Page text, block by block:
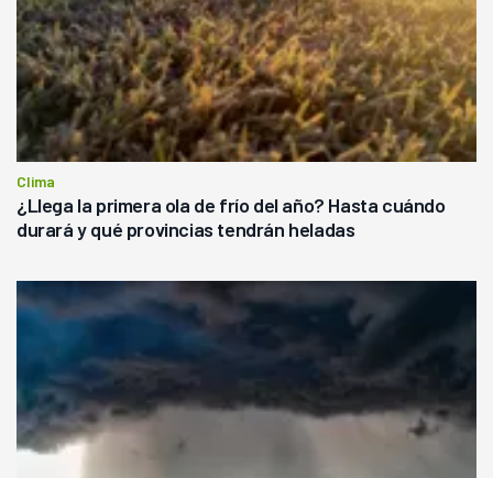
Clima
¿Llega la primera ola de frío del año? Hasta cuándo
durará y qué provincias tendrán heladas